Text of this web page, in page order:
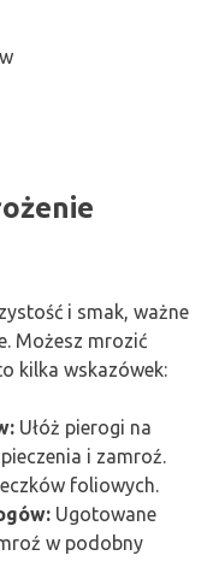
i smak, ważne
Możesz mrozić
kilka wskazówek:
Ułóż pierogi na
i zamroź.
foliowych.
Ugotowane
w podobny